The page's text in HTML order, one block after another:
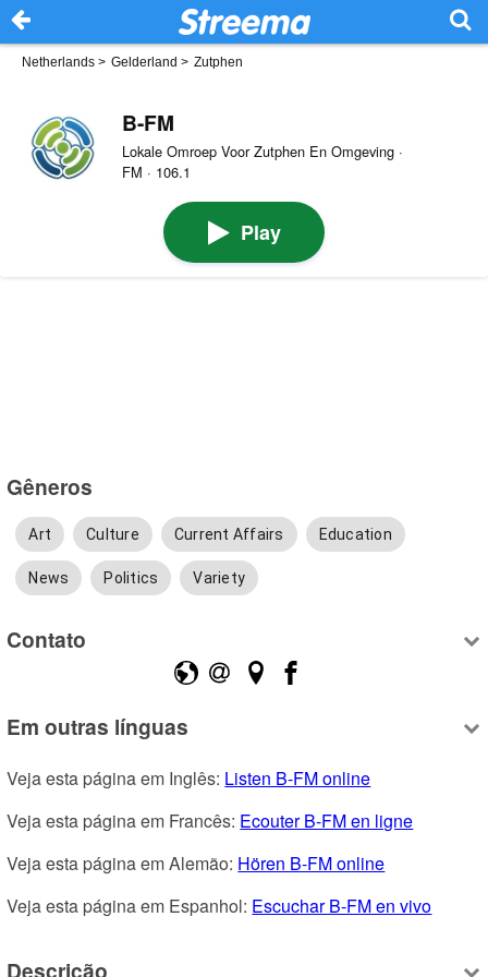
Netherlands > Gelderland > Zutphen
B-FM
Lokale Omroep Voor Zutphen En Omgeving ·
FM · 106.1
Play
Gêneros
Art Culture Current Affairs Education
News Politics Variety
Contato
Em outras línguas
Veja esta página em Inglês: Listen B-FM online
Veja esta página em Francês: Ecouter B-FM en ligne
Veja esta página em Alemão: Hören B-FM online
Veja esta página em Espanhol: Escuchar B-FM en vivo
Descrição